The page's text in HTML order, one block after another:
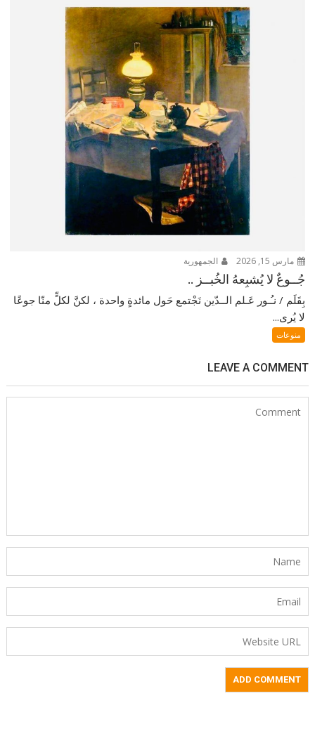
مارس 15, 2026 الجمهورية
جُــوعٌ لا يُشبِعهُ الخُبــز ..
بِقَلَم / نـُـور عَـلم الــدّين نَجْتمع حَول مائدةٍ واحدة ، لكنَّ لكلٍّ منّا جوعًا
لا يُرى...
منوعات
LEAVE A COMMENT